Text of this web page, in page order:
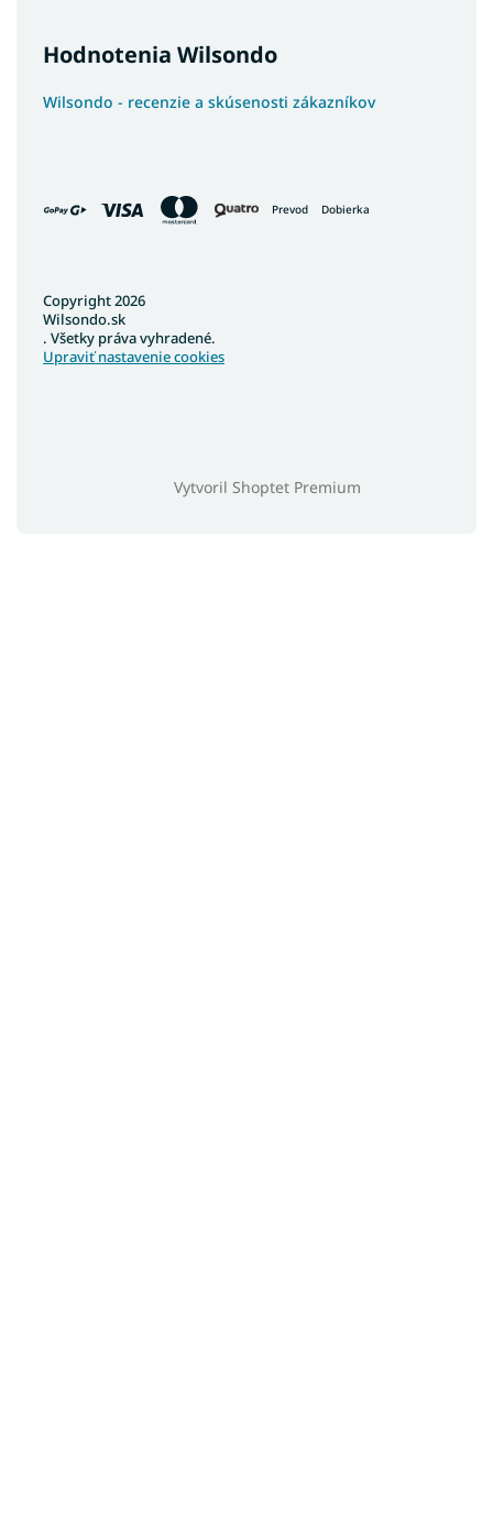
Hodnotenia Wilsondo
Wilsondo - recenzie a skúsenosti zákazníkov
Prevod Dobierka
Vytvoril Shoptet Premium
Copyright 2026
Wilsondo.sk
. Všetky práva vyhradené.
Upraviť nastavenie cookies